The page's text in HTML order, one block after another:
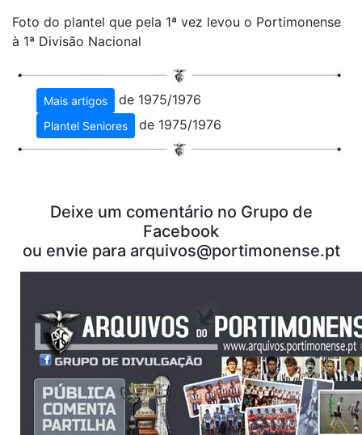
Foto do plantel que pela 1ª vez levou o Portimonense
à 1ª Divisão Nacional
Mais artigos de 1975/1976
Plantel Seniores de 1975/1976
Deixe um comentário no Grupo de
Facebook
ou envie para arquivos@portimonense.pt